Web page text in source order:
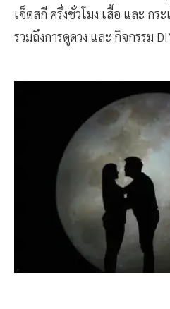
เจ็ตสกี ครึ่งชั่วโมง เสื้อ และ ก
รวมถึงการดูดวง และ กิจกรรม